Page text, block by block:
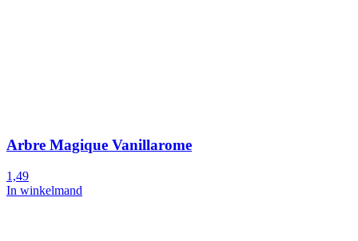
Arbre Magique Vanillarome
1,49
In winkelmand